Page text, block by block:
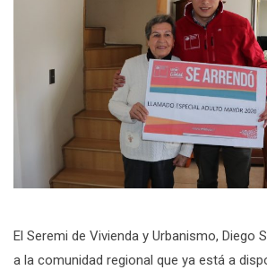
El Seremi de Vivienda y Urbanismo, Diego
a la comunidad regional que ya está a